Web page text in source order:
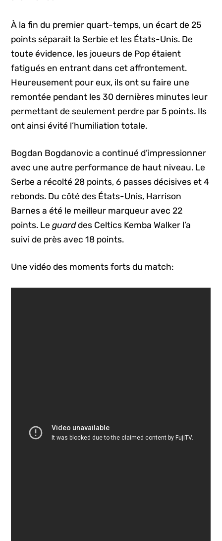
À la fin du premier quart-temps, un écart de 25
points séparait la Serbie et les États-Unis. De
toute évidence, les joueurs de Pop étaient
fatigués en entrant dans cet affrontement.
Heureusement pour eux, ils ont su faire une
remontée pendant les 30 dernières minutes leur
permettant de seulement perdre par 5 points. Ils
ont ainsi évité l’humiliation totale.
Bogdan Bogdanovic a continué d’impressionner
avec une autre performance de haut niveau. Le
Serbe a récolté 28 points, 6 passes décisives et 4
rebonds. Du côté des États-Unis, Harrison
Barnes a été le meilleur marqueur avec 22
points. Leguarddes Celtics Kemba Walker l’a
suivi de près avec 18 points.
Une vidéo des moments forts du match: